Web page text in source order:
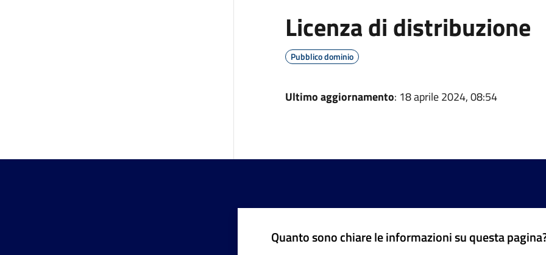
Licenza di distribuzione
Pubblico dominio
Ultimo aggiornamento: 18 aprile 2024, 08:54
Quanto sono chiare le informazioni su questa